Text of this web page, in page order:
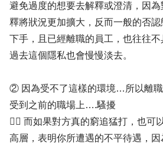
避免過度的想要去解釋或澄清，因
釋將狀況更加擴大，反而一般的否
下手，且已經離職的員工，也往往
過去這個隱私也會慢慢淡去。
② 因為受不了這樣的環境…所以離
受到之前的職場上….騷擾
✍🏻 而如果對方真的窮追猛打，也可
高層，表明你所遭遇的不平待遇，因